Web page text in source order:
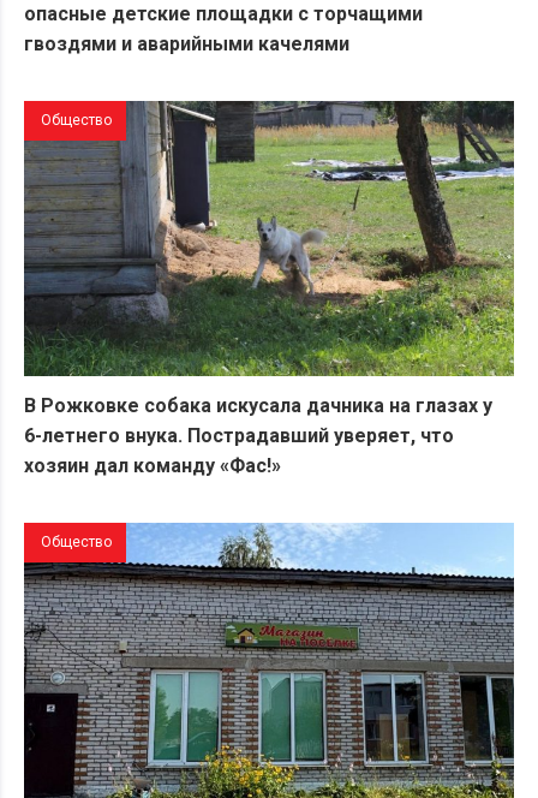
опасные детские площадки с торчащими
гвоздями и аварийными качелями
Общество
В Рожковке собака искусала дачника на глазах у
6-летнего внука. Пострадавший уверяет, что
хозяин дал команду «Фас!»
Общество